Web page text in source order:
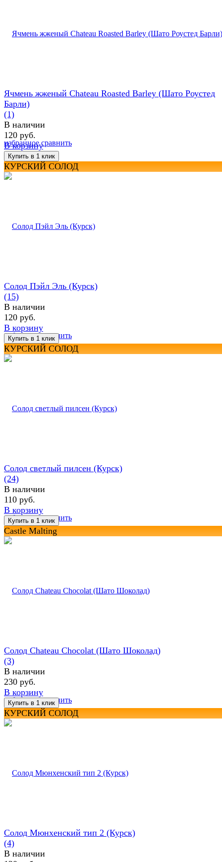
избранное сравнить
Ячмень жженый Chateau Roasted Barley (Шато Роустед
Барли)
(1)
В наличии
120 руб.
В корзину
КУРСКИЙ СОЛОД
избранное сравнить
Солод Пэйл Эль (Курск)
(15)
В наличии
120 руб.
В корзину
КУРСКИЙ СОЛОД
избранное сравнить
Солод светлый пилсен (Курск)
(24)
В наличии
110 руб.
В корзину
Castle Malting
избранное сравнить
Солод Chateau Chocolat (Шато Шоколад)
(3)
В наличии
230 руб.
В корзину
КУРСКИЙ СОЛОД
Солод Мюнхенский тип 2 (Курск)
(4)
В наличии